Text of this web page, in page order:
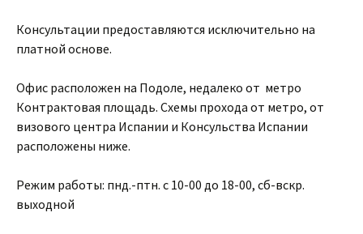
Консультации предоставляются исключительно на
платной основе.
Офис расположен на Подоле, недалеко от метро
Контрактовая площадь. Схемы прохода от метро, от
визового центра Испании и Консульства Испании
расположены ниже.
Режим работы: пнд.-птн. с 10-00 до 18-00, сб-вскр.
выходной